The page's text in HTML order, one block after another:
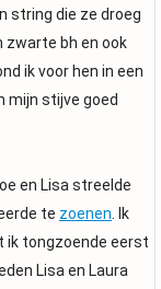
string die ze droeg
zwarte bh en ook
ik voor hen in een
mijn stijve goed
en Lisa streelde
te zoenen . Ik
ik tongzoende eerst
Lisa en Laura